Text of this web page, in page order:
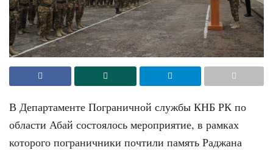
В Департаменте Пограничной службы КНБ РК по
области Абай состоялось мероприятие, в рамках
которого пограничники почтили память Раджана